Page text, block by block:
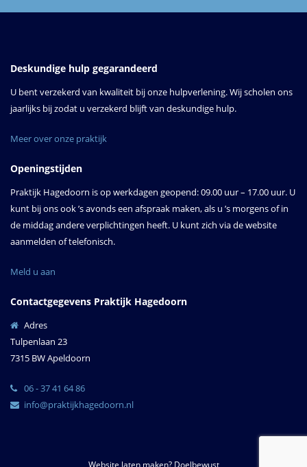
Deskundige hulp gegarandeerd
U bent verzekerd van kwaliteit bij onze hulpverlening. Wij scholen ons
jaarlijks bij zodat u verzekerd blijft van deskundige hulp.
Meer over onze praktijk
Openingstijden
Praktijk Hagedoorn is op werkdagen geopend: 09.00 uur – 17.00 uur. U
kunt bij ons ook ’s avonds een afspraak maken, als u ’s morgens of in
de middag andere verplichtingen heeft. U kunt zich via de website
aanmelden of telefonisch.
Meld u aan
Contactgegevens Praktijk Hagedoorn
Adres
Tulpenlaan 23
7315 BW Apeldoorn
06 - 37 41 64 86
info@praktijkhagedoorn.nl
Website laten maken? Doelbewust